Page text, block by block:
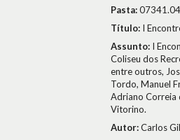
Pasta:
Título: I
Assunto: I
Coliseu dos
entre outros,
Tordo, Manuel
Adriano Correia
Vitorino.
Autor:Carlos Gil